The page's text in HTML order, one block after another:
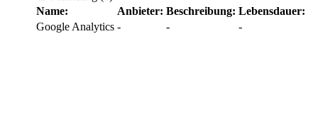
Name:
Anbieter: Beschreibung: Lebensdauer:
Google Analytics - - -